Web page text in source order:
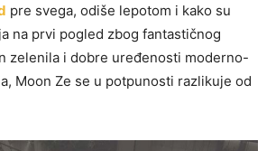
pre svega, odiše lepotom i kako su
na prvi pogled zbog fantastičnog
zelenila i dobre uređenosti moderno-
Moon Ze se u potpunosti razlikuje od